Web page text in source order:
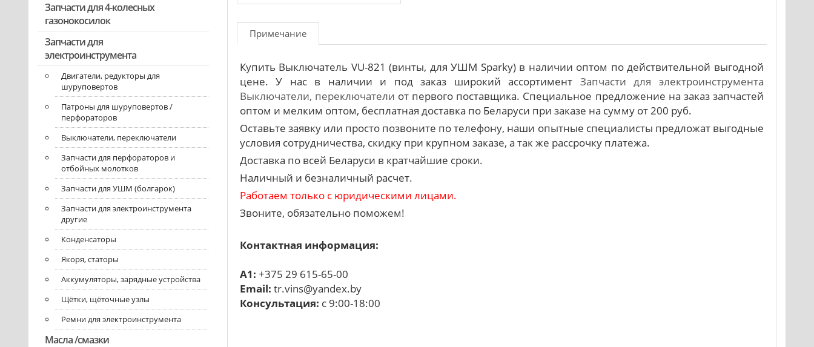
Запчасти для 4-колесных
газонокосилок
Запчасти для
электроинструмента
Двигатели, редукторы для
шуруповертов
Патроны для шуруповертов /
перфораторов
Выключатели, переключатели
Запчасти для перфораторов и
отбойных молотков
Запчасти для УШМ (болгарок)
Запчасти для электроинструмента
другие
Конденсаторы
Якоря, статоры
Аккумуляторы, зарядные устройства
Щётки, щёточные узлы
Ремни для электроинструмента
Масла /смазки
Примечание
Купить Выключатель VU-821 (винты, для УШМ Sparky) в наличии оптом по действительной выгодной
цене. У нас в наличии и под заказ широкий ассортимент Запчасти для электроинструмента
Выключатели, переключатели от первого поставщика. Специальное предложение на заказ запчастей
оптом и мелким оптом, бесплатная доставка по Беларуси при заказе на сумму от 200 руб.
Оставьте заявку или просто позвоните по телефону, наши опытные специалисты предложат выгодные
условия сотрудничества, скидку при крупном заказе, а так же рассрочку платежа.
Доставка по всей Беларуси в кратчайшие сроки.
Наличный и безналичный расчет.
Работаем только с юридическими лицами.
Звоните, обязательно поможем!
Контактная информация:
A1: +375 29 615-65-00
Email: tr.vins@yandex.by
Консультация: с 9:00-18:00